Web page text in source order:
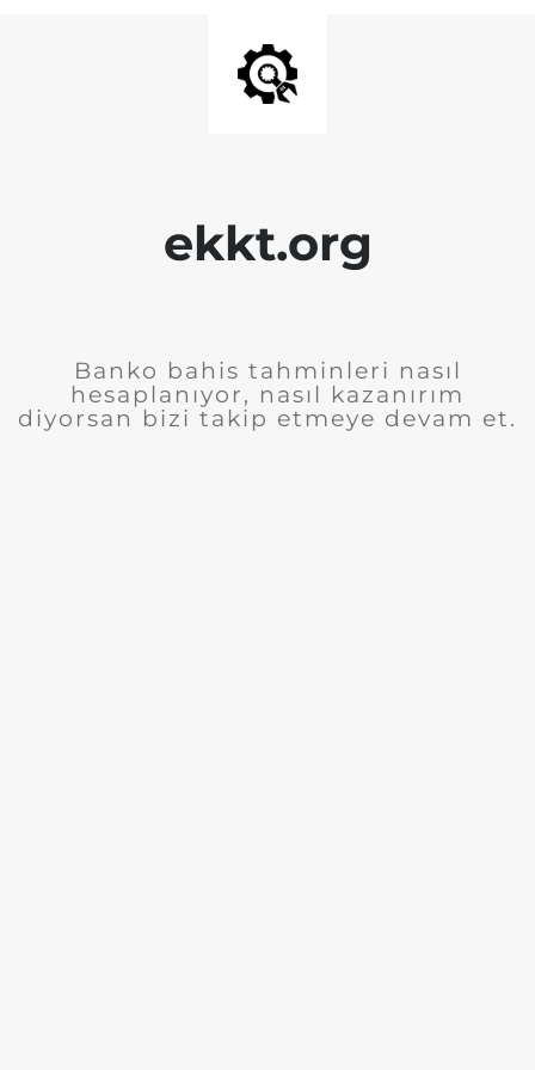
ekkt.org
Banko bahis tahminleri nasıl
hesaplanıyor, nasıl kazanırım
diyorsan bizi takip etmeye devam et.